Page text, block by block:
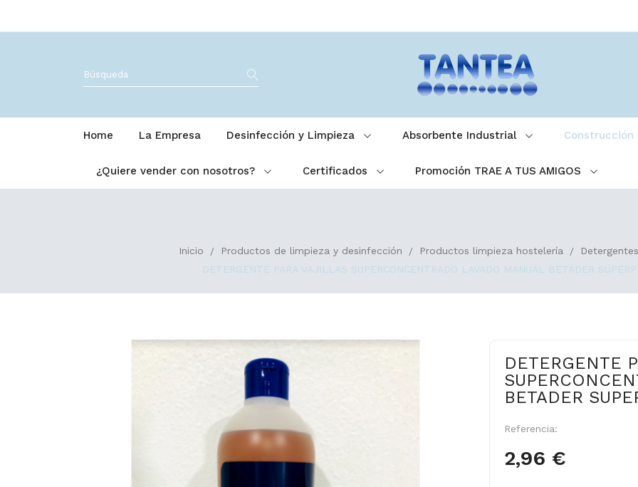
Home La Empresa Desinfección y Limpieza Absorbente Industrial Construcción
¿Quiere vender con nosotros? Certificados Promoción TRAE A TUS AMIGOS
Inicio Productos de limpieza y desinfección Productos limpieza hostelería
DETERGENTE PARA VAJILLAS SUPERCONCENTRADO LAVADO MANUAL BETADER
DETERGENTE
BETADER
Referencia:
2,96 €